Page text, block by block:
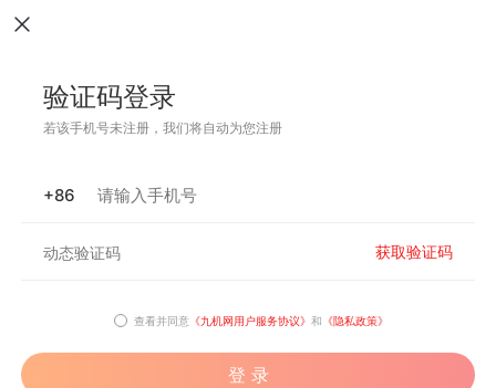
验证码登录
若该手机号未注册，我们将自动为您注册
+86
获取验证码
查看并同意 《九机网用户服务协议》 和 《隐私政策》
登 录